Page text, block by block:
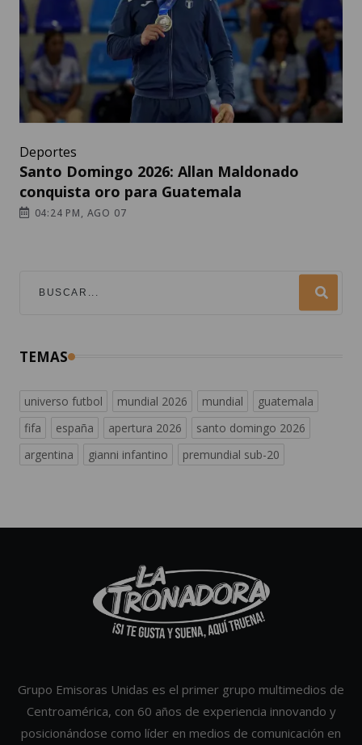
Deportes
Santo Domingo 2026: Allan Maldonado
conquista oro para Guatemala
04:24 PM, AGO 07
TEMAS
universo futbol mundial 2026 mundial
guatemala
fifa
españa apertura 2026
santo domingo 2026
argentina
gianni infantino premundial sub-20
Grupo Emisoras Unidas es el primer grupo multimedios de
Centroamérica, con 60 años de experiencia innovando y
posicionándose como líder en medios de comunicación en